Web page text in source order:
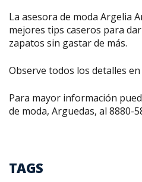
La asesora de moda Argelia
mejores tips caseros para
zapatos sin gastar de más.
Observe todos los detalles
Para mayor información
de moda, Arguedas, al 8880-
TAGS